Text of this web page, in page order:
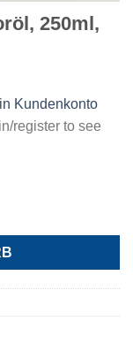
250ml,
Kundenkonto
register to see
Menge